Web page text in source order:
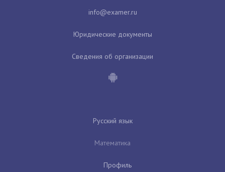
Юридические документы
Сведения об организации
Русский язык
Математика
Профиль